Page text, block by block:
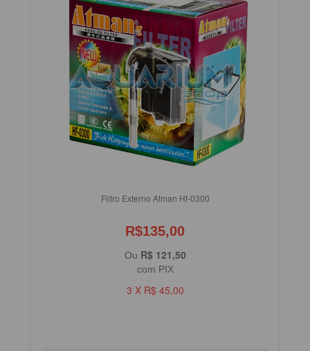
Filtro Externo Atman Hf-0300
R$135,00
Ou R$ 121,50
com PIX
3 X R$ 45,00